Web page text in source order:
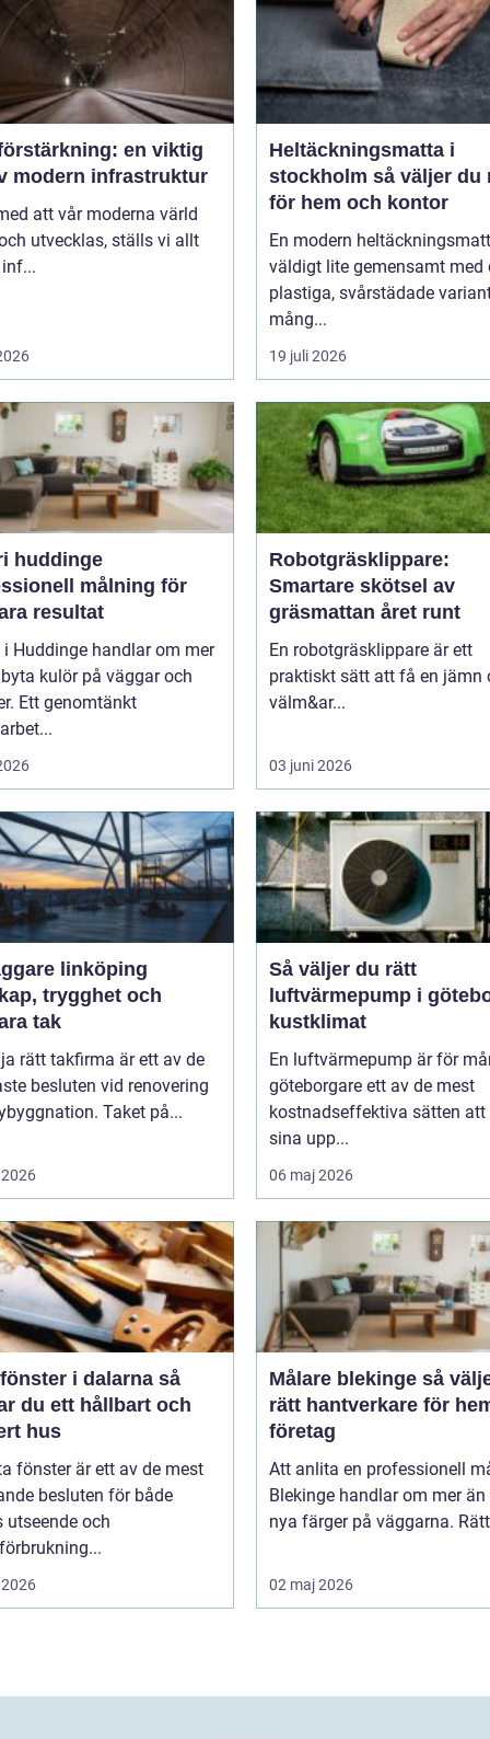
en viktig
modern infrastruktur
att vår moderna värld
utvecklas, ställs vi allt
Heltäckningsmatta i
stockholm så väljer du rätt
för hem och kontor
En modern
väldigt lite gemensamt med
plastiga, svårstädade
mång...
19 juli 2026
huddinge
målning för
resultat
Huddinge handlar om mer
kulör på väggar och
Ett genomtänkt
Robotgräsklippare:
Smartare skötsel av
gräsmattan året runt
En robotgräsklippare är ett
praktiskt sätt att få en jämn
välm&ar...
03 juni 2026
linköping
trygghet och
tak
rätt takfirma är ett av de
besluten vid renovering
Taket på...
Så väljer du rätt
luftvärmepump i
kustklimat
En luftvärmepump är för
göteborgare ett av de mest
kostnadseffektiva sätten att
sina upp...
06 maj 2026
i dalarna så
du ett hållbart och
hus
fönster är ett av de mest
besluten för både
utseende och
Målare blekinge så väljer du
rätt hantverkare för
företag
Att anlita en professionell
Blekinge handlar om mer
nya färger på väggarna.
02 maj 2026